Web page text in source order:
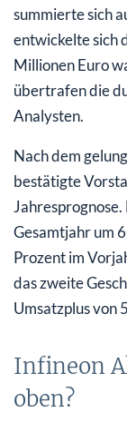
summierte sich
entwickelte sich
Millionen Euro
übertrafen die
Analysten.
Nach dem
bestätigte
Gesamtjahr um
Prozent im
das zweite
Umsatzplus von
Infineon
oben?